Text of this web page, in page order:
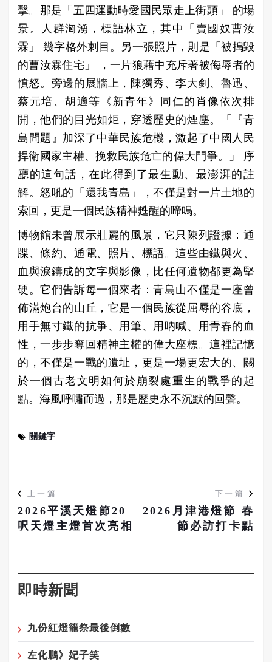
擊。那是「五四運動時愛國民眾走上街頭」 的場
景。人群洶湧，標語林立，其中「賣國奴曹汝
霖」 幾字格外刺目。另一張照片，則是「被搗毀
的曹汝霖住宅」 ，一片狼藉中充斥著被侮辱者的
憤怒。旁邊的展牆上，陳獨秀、李大釗、魯迅、
蔡元培、胡適等《新青年》同仁的肖像依次排
開，他們的目光如炬，穿透歷史的煙塵。「『青
島問題』加深了中華民族危機，激起了中國人民
捍衛國家主權、挽救民族危亡的偉大鬥爭。」 序
廳的這句話，在此得到了最生動、最澎湃的註
解。怒吼的「還我青島」，不僅是對一片土地的
索回，更是一個民族精神甦醒的啼鳴。
博物館未曾展示壯麗的風景，它只陳列證據：通
牒、條約、通電、照片、標語。這些由鐵與火、
血與淚鑄成的文字與影像，比任何遺物都更為堅
硬。它們告訴每一個來者：青島山不僅是一座曾
佈滿炮台的山丘，它是一個民族從屈辱的谷底，
用手無寸鐵的抗爭、用筆、用吶喊、用青春的血
性，一步步奪回精神主權的偉大座標。這裡記憶
的，不僅是一戰的遺址，更是一場更宏大的、關
於一個古老文明如何於崩裂處重生的戰爭的起
點。海風呼嘯而過，那是歷史永不沉默的回聲。
關鍵字
上一篇
2026平溪天燈節20
呎天燈主燈首次亮相
下一篇
2026月津港燈節 春
節必訪打卡點
即時新聞
九份紅燈籠祭最後倒數
左化鵬》妃子笑